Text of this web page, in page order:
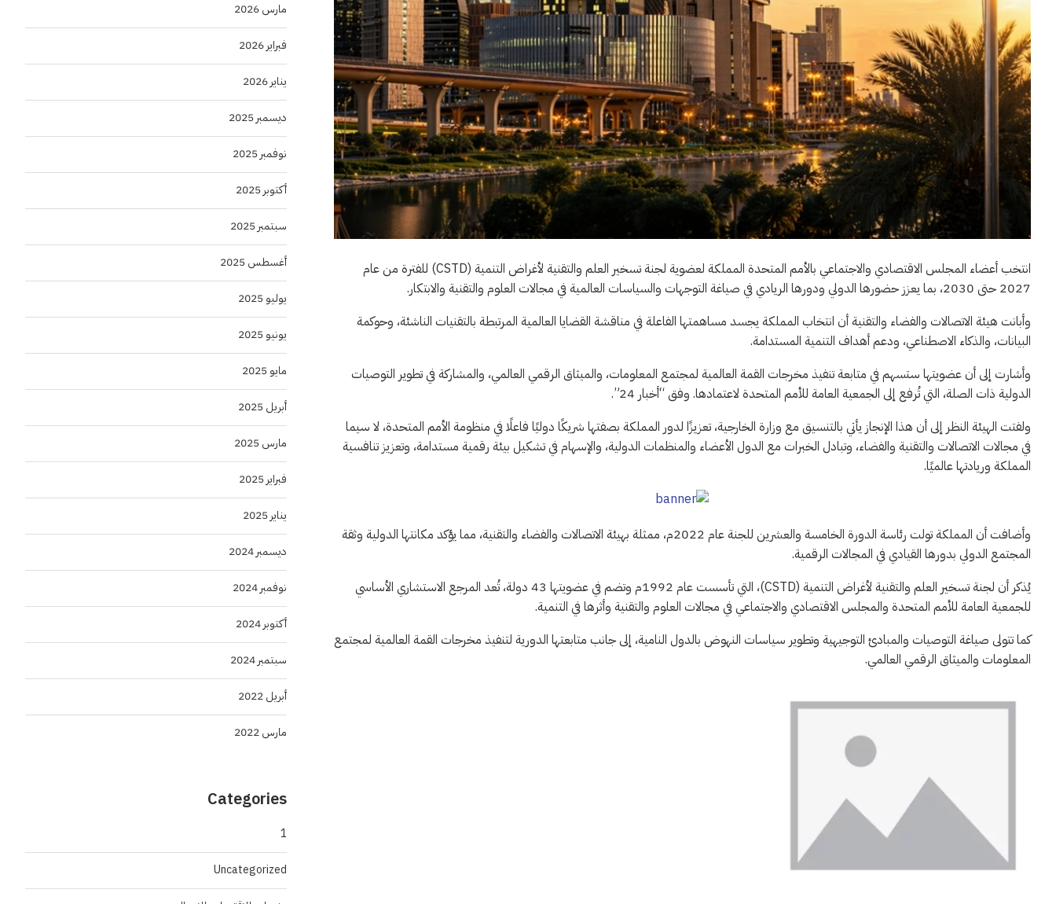
انتخب أعضاء المجلس الاقتصادي والاجتماعي بالأمم المتحدة المملكة لعضوية لجنة تسخير العلم والتقنية لأغراض التنمية (CSTD) للفترة من عام
2027 حتى 2030، بما يعزز حضورها الدولي ودورها الريادي في صياغة التوجهات والسياسات العالمية في مجالات العلوم والتقنية والابتكار.
وأبانت هيئة الاتصالات والفضاء والتقنية أن انتخاب المملكة يجسد مساهمتها الفاعلة في مناقشة القضايا العالمية المرتبطة بالتقنيات الناشئة، وحوكمة
البيانات، والذكاء الاصطناعي، ودعم أهداف التنمية المستدامة.
وأشارت إلى أن عضويتها ستسهم في متابعة تنفيذ مخرجات القمة العالمية لمجتمع المعلومات، والميثاق الرقمي العالمي، والمشاركة في تطوير التوصيات
الدولية ذات الصلة، التي تُرفع إلى الجمعية العامة للأمم المتحدة لاعتمادها. وفق “أخبار 24”.
ولفتت الهيئة النظر إلى أن هذا الإنجاز يأتي بالتنسيق مع وزارة الخارجية، تعزيزًا لدور المملكة بصفتها شريكًا دوليًا فاعلًا في منظومة الأمم المتحدة، لا سيما
في مجالات الاتصالات والتقنية والفضاء، وتبادل الخبرات مع الدول الأعضاء والمنظمات الدولية، والإسهام في تشكيل بيئة رقمية مستدامة، وتعزيز تنافسية
المملكة وريادتها عالميًا.
وأضافت أن المملكة تولت رئاسة الدورة الخامسة والعشرين للجنة عام 2022م، ممثلة بهيئة الاتصالات والفضاء والتقنية، مما يؤكد مكانتها الدولية وثقة
المجتمع الدولي بدورها القيادي في المجالات الرقمية.
يُذكر أن لجنة تسخير العلم والتقنية لأغراض التنمية (CSTD)، التي تأسست عام 1992م وتضم في عضويتها 43 دولة، تُعد المرجع الاستشاري الأساسي
للجمعية العامة للأمم المتحدة والمجلس الاقتصادي والاجتماعي في مجالات العلوم والتقنية وأثرها في التنمية.
كما تتولى صياغة التوصيات والمبادئ التوجيهية وتطوير سياسات النهوض بالدول النامية، إلى جانب متابعتها الدورية لتنفيذ مخرجات القمة العالمية لمجتمع
المعلومات والميثاق الرقمي العالمي.
مارس 2026
فبراير 2026
يناير 2026
ديسمبر 2025
نوفمبر 2025
أكتوبر 2025
سبتمبر 2025
أغسطس 2025
يوليو 2025
يونيو 2025
مايو 2025
أبريل 2025
مارس 2025
فبراير 2025
يناير 2025
ديسمبر 2024
نوفمبر 2024
أكتوبر 2024
سبتمبر 2024
أبريل 2022
مارس 2022
Categories
1
Uncategorized